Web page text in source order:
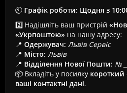
🕙 Графік роботи: Щодня з
2️⃣ Надішліть ваш пристрій
«Укрпоштою» на нашу адресу:
📍 Одержувач: Львів Сервіс
📍 Місто: Львів
📍 Відділення Нової Пошти: №
📦 Вкладіть у посилку короткий
ваші контактні дані.